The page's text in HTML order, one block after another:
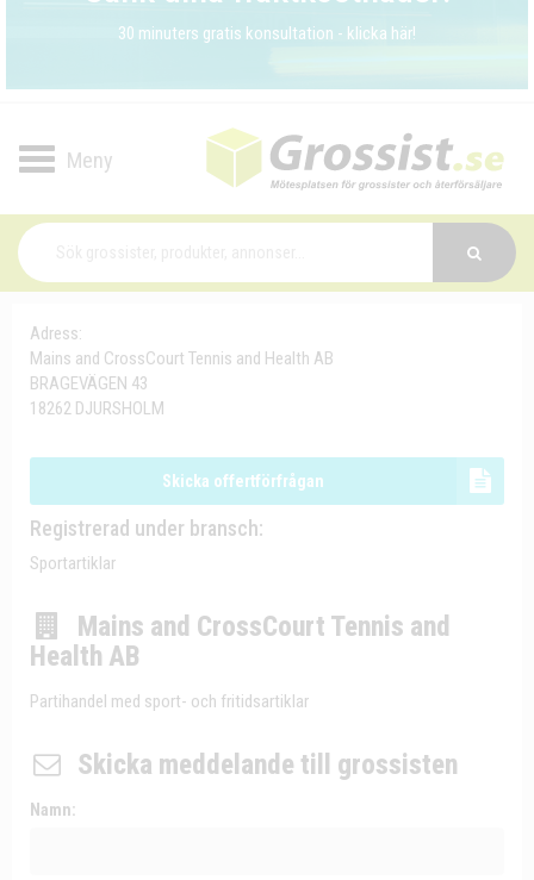
30 minuters gratis konsultation - klicka här!
Toggle
Adress:
Mains and CrossCourt Tennis and Health AB
BRAGEVÄGEN 43
18262 DJURSHOLM
Skicka offertförfrågan
Registrerad under bransch:
Sportartiklar
Mains and CrossCourt Tennis and
Health AB
Partihandel med sport- och fritidsartiklar
Skicka meddelande till grossisten
Namn: